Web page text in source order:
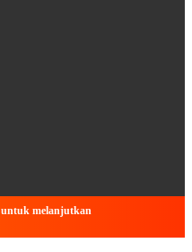
melanjutkan